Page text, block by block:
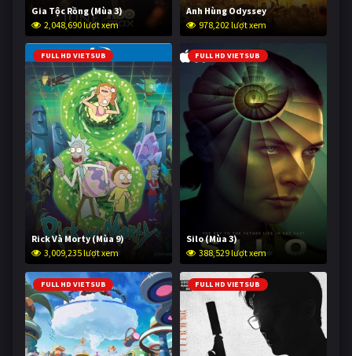
Gia Tộc Rồng (Mùa 3)
2,048,690 lượt xem
Anh Hùng Odyssey
978,202 lượt xem
FULL HD VIETSUB
Rick Và Morty (Mùa 9)
3,009,235 lượt xem
FULL HD VIETSUB
Silo (Mùa 3)
388,529 lượt xem
FULL HD VIETSUB FULL HD VIETSUB